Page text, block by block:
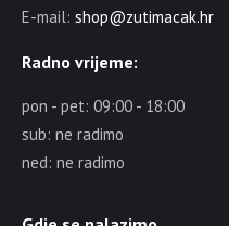
E-mail: shop@zutimacak.hr
Radno vrijeme:
pon - pet: 09:00 - 18:00
sub: ne radimo
ned: ne radimo